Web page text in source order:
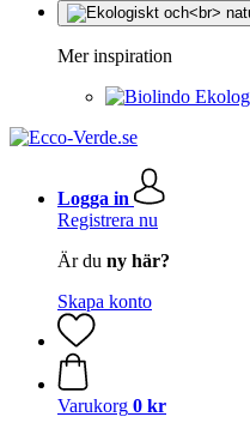
Mer inspiration
Logga in
Registrera nu
Är du ny här?
Skapa konto
Varukorg 0 kr